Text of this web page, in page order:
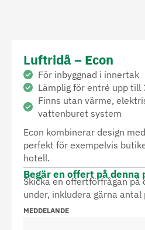
Luftridå – Econ
För inbyggnad i innertak
Lämplig för entré upp till
Finns utan värme,
vattenburet system
Econ kombinerar design
perfekt för exempelvis
hotell.
Begär en offert på denna
Skicka en offertförfrågan på
under, inkludera gärna
MEDDELANDE